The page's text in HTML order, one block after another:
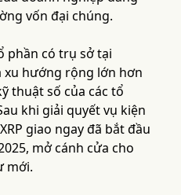
vốn đại chúng.
phần có trụ sở tại
xu hướng rộng lớn hơn
thuật số của các tổ
khi giải quyết vụ kiện
giao ngay đã bắt đầu
mở cánh cửa cho
mới.